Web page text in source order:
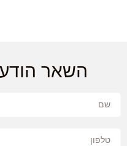
השאר